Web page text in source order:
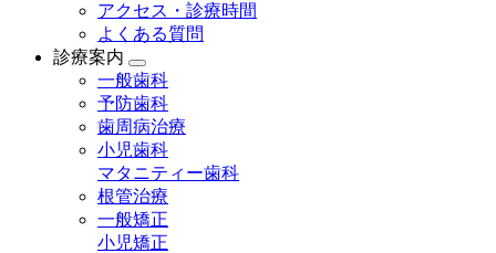
アクセス・診療時間
よくある質問
診療案内
一般歯科
予防歯科
歯周病治療
小児歯科
マタニティー歯科
根管治療
一般矯正
小児矯正